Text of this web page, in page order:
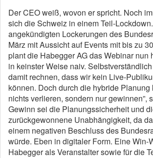
Der CEO weiß, wovon er spricht. Noch
sich die Schweiz in einem Teil-
angekündigten Lockerungen des
März mit Aussicht auf Events mit bis zu
plant die Habegger AG das Webinar nun
in keinster Weise naiv.
damit rechnen, dass wir kein Live-
können. Doch durch die hybride Planung
nichts verlieren, sondern nur gewinnen”,
Gewinn sei die Planungssicherheit und
zurückgewonnene Unabhängigkeit, da
einem negativen Beschluss des
würde. Eben in digitaler Form. Eine Win-
Habegger als Veranstalter sowie für die